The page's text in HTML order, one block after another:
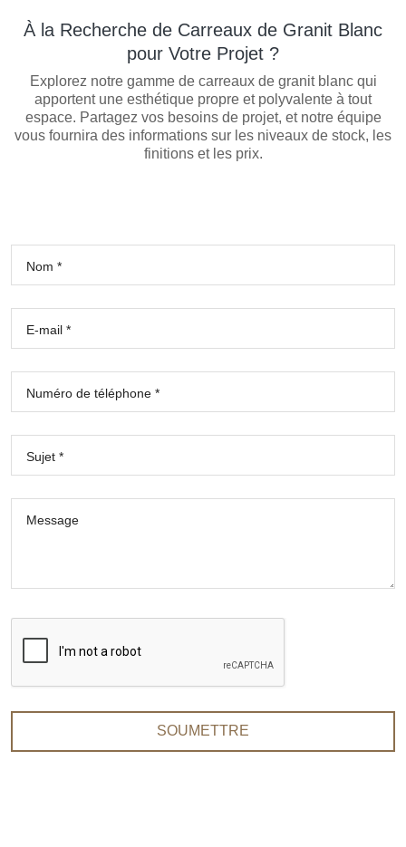
À la Recherche de Carreaux de Granit Blanc
pour Votre Projet ?
Explorez notre gamme de carreaux de granit blanc qui
apportent une esthétique propre et polyvalente à tout
espace. Partagez vos besoins de projet, et notre équipe
vous fournira des informations sur les niveaux de stock, les
finitions et les prix.
Nom *
E-mail *
Numéro de téléphone *
Sujet *
Message
SOUMETTRE